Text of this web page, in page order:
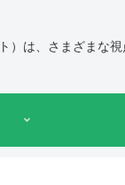
）は、さまざまな